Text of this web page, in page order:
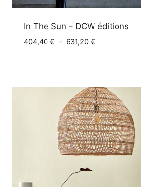
In The Sun – DCW éditions
404,40 € – 631,20 €Plage
à
631,20 €